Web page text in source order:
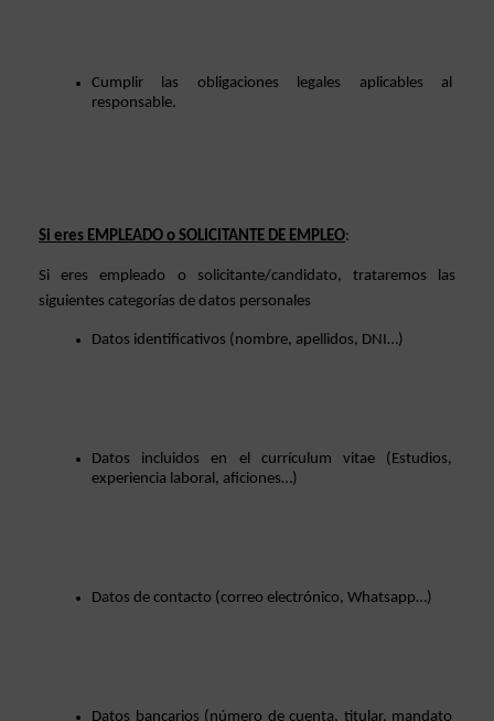
Cumplir las obligaciones legales aplicables al
responsable.
Si eres EMPLEADO o SOLICITANTE DE EMPLEO:
Si eres empleado o solicitante/candidato, trataremos las
siguientes categorías de datos personales
Datos identificativos (nombre, apellidos, DNI…)
Datos incluidos en el currículum vitae (Estudios,
experiencia laboral, aficiones…)
Datos de contacto (correo electrónico, Whatsapp…)
Datos bancarios (número de cuenta, titular, mandato